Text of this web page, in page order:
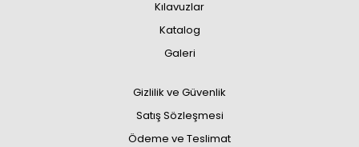
Kılavuzlar
Katalog
Galeri
Gizlilik ve Güvenlik
Satış Sözleşmesi
Ödeme ve Teslimat